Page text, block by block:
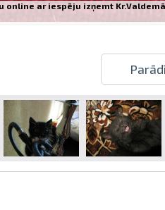
online ar iespēju izņemt